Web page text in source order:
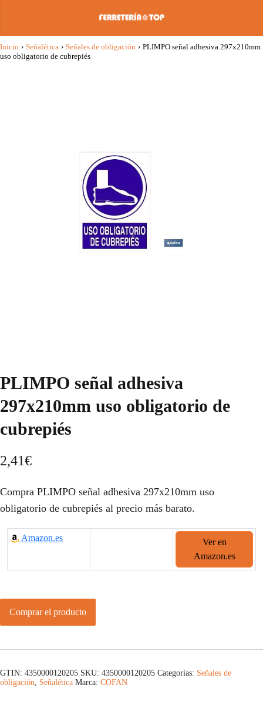
Inicio › Señalética › Señales de obligación › PLIMPO señal adhesiva 297x210mm
uso obligatorio de cubrepiés
PLIMPO señal adhesiva
297x210mm uso obligatorio de
cubrepiés
2,41€
Compra PLIMPO señal adhesiva 297x210mm uso
obligatorio de cubrepiés al precio más barato.
Amazon.es
Ver en
Amazon.es
Comprar el producto
GTIN: 4350000120205 SKU: 4350000120205 Categorías: Señales de
obligación, Señalética Marca: COFAN